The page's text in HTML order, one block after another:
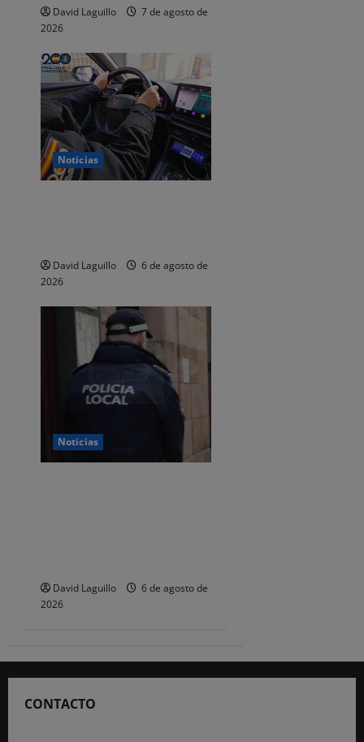
a
d
a
s
David Laguillo
7 de agosto de
2026
Noticias
David Laguillo
6 de agosto de
2026
Noticias
David Laguillo
6 de agosto de
2026
CONTACTO